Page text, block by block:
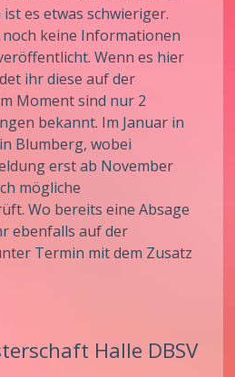
es etwas schwieriger.
keine Informationen
Wenn es hier
ihr diese auf der
Moment sind nur 2
bekannt. Im Januar in
Blumberg, wobei
erst ab November
mögliche
Wo bereits eine Absage
ebenfalls auf der
Termin mit dem Zusatz
Halle DBSV